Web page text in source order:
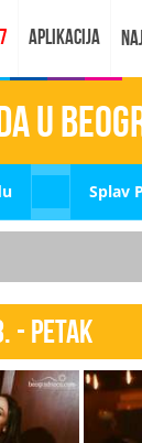
APLIKACIJA
u
Splav
PETAK